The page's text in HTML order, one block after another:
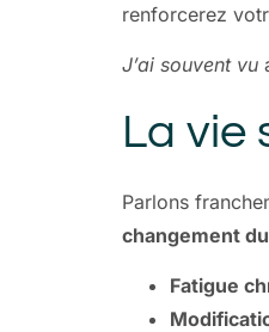
renforcerez
J’ai souvent vu
La vie
Parlons
changement
Fatigue